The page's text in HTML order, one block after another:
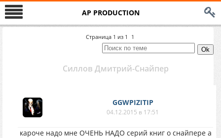
AP PRODUCTION
Страница 1 из 1 1
Силлов Дмитрий-Снайпер
GGWPIZITIP
04.12.2015 в 17:51
кароче надо мне ОЧЕНЬ НАДО серий книг о снайпере а